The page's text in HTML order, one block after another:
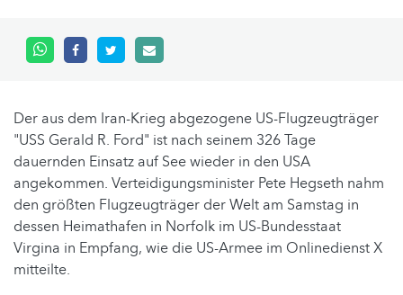
Der aus dem Iran-Krieg abgezogene US-Flugzeugträger
"USS Gerald R. Ford" ist nach seinem 326 Tage
dauernden Einsatz auf See wieder in den USA
angekommen. Verteidigungsminister Pete Hegseth nahm
den größten Flugzeugträger der Welt am Samstag in
dessen Heimathafen in Norfolk im US-Bundesstaat
Virgina in Empfang, wie die US-Armee im Onlinedienst X
mitteilte.